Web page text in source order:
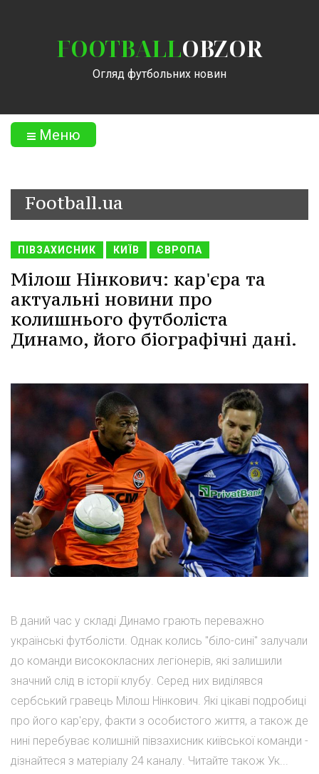
FOOTBALLOBZOR
Огляд футбольних новин
Меню
Football.ua
ПІВЗАХИСНИК КИЇВ ЄВРОПА
Мілош Нінкович: кар'єра та
актуальні новини про
колишнього футболіста
Динамо, його біографічні дані.
В даний час у складі Динамо грають переважно
українські футболісти. Однак колись "біло-сині" залучали
до команди висококласних легіонерів, які залишили
значний слід в історії клубу. Серед них виділявся
сербський гравець Мілош Нінкович. Які цікаві подробиці
про його кар'єру, факти з особистого життя, а також де
нині перебуває колишній півзахисник київської команди -
дізнайтеся з матеріалу 24 каналу. Читайте також Ук...